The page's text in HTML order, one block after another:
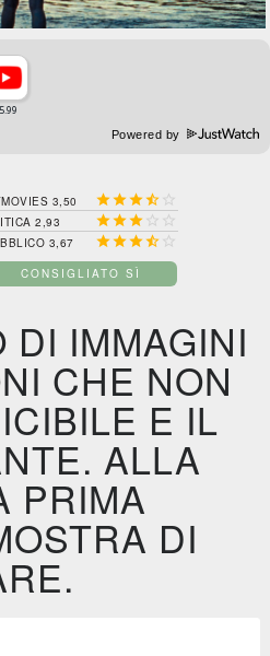
Powered by
3,50  
2,93   
3,67  
CONSIGLIATO SÌ
DI IMMAGINI
CHE NON
E IL
ALLA
PRIMA
DI